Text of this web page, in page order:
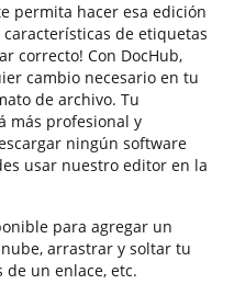
permita hacer esa edición
de etiquetas
correcto! Con DocHub,
cambio necesario en tu
de archivo. Tu
más profesional y
ningún software
usar nuestro editor en la
para agregar un
arrastrar y soltar tu
de un enlace, etc.